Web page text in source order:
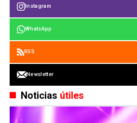
Instagram
WhatsApp
RSS
Newsletter
Noticias útiles